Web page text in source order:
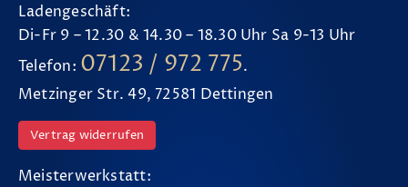
Ladengeschäft:
Di-Fr 9 – 12.30 & 14.30 – 18.30 Uhr Sa 9-13 Uhr
Telefon: 07123 / 972 775.
Metzinger Str. 49, 72581 Dettingen
Vertrag widerrufen
Meisterwerkstatt: